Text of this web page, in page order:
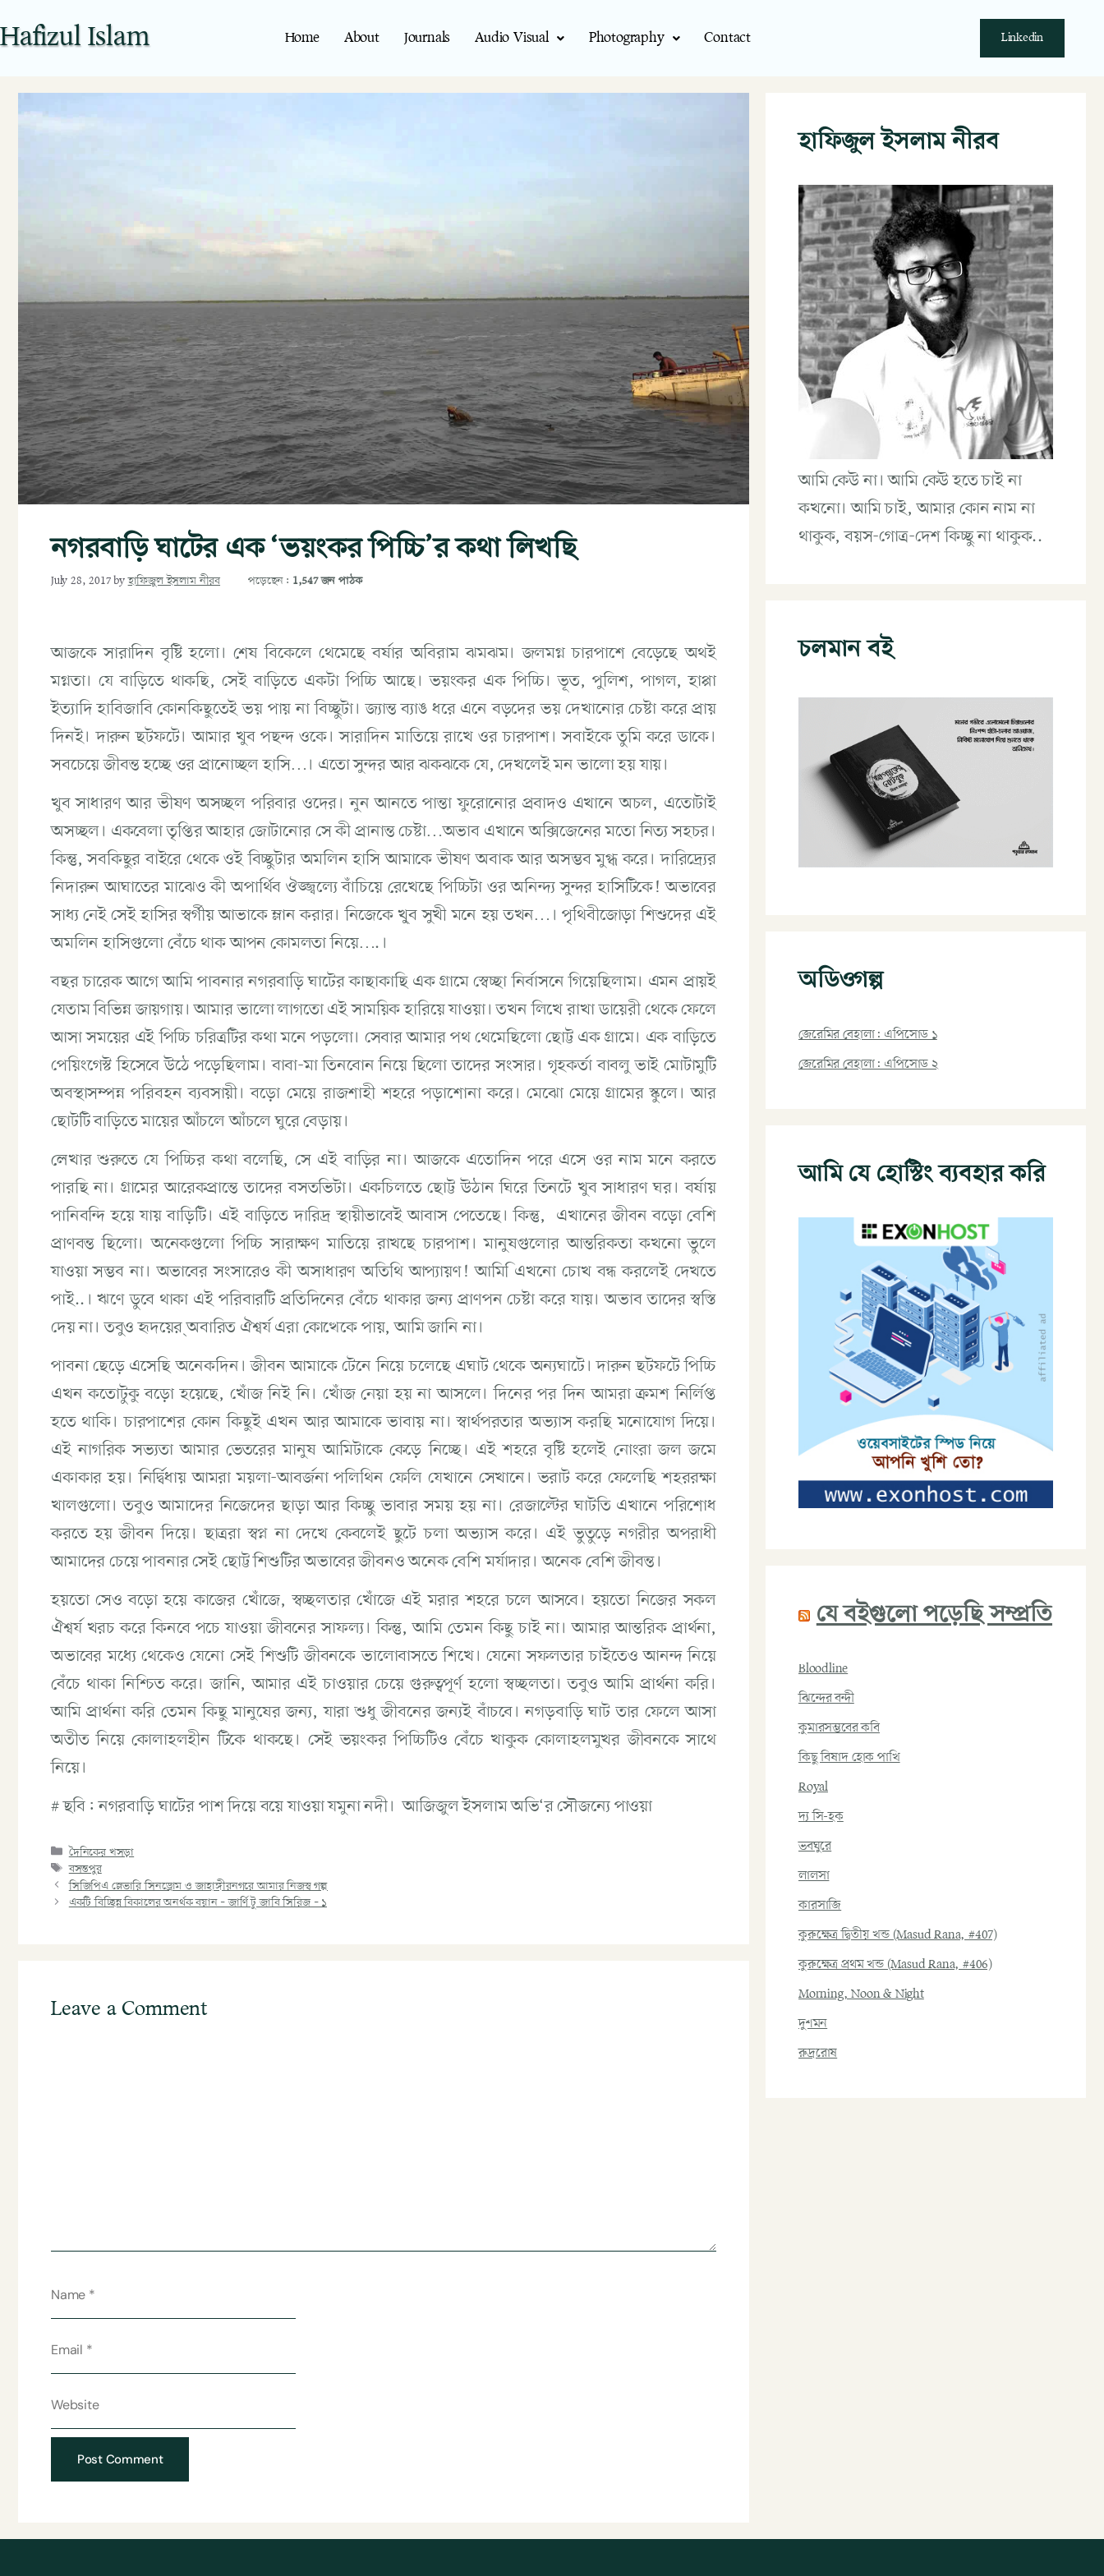
Hafizul Islam Home About Journals Audio Visual Photography Contact Linkedin
নগরবাড়ি ঘাটের এক ‘ভয়ংকর পিচ্চি’র কথা লিখছি
July 28, 2017 byহাফিজুল ইসলাম নীরব পড়েছেন: 1,547 জন পাঠক
আজকে সারাদিন বৃষ্টি হলো। শেষ বিকেলে থেমেছে বর্ষার অবিরাম ঝমঝম। জলমগ্ন চারপাশে বেড়েছে অথই
মগ্নতা। যে বাড়িতে থাকছি, সেই বাড়িতে একটা পিচ্চি আছে। ভয়ংকর এক পিচ্চি। ভূত, পুলিশ, পাগল, হাপ্পা
ইত্যাদি হাবিজাবি কোনকিছুতেই ভয় পায় না বিচ্ছুটা। জ্যান্ত ব্যাঙ ধরে এনে বড়দের ভয় দেখানোর চেষ্টা করে প্রায়
দিনই। দারুন ছটফটে। আমার খুব পছন্দ ওকে। সারাদিন মাতিয়ে রাখে ওর চারপাশ। সবাইকে তুমি করে ডাকে।
সবচেয়ে জীবন্ত হচ্ছে ওর প্রানোচ্ছল হাসি…। এতো সুন্দর আর ঝকঝকে যে, দেখলেই মন ভালো হয় যায়।
খুব সাধারণ আর ভীষণ অসচ্ছল পরিবার ওদের। নুন আনতে পান্তা ফুরোনোর প্রবাদও এখানে অচল, এতোটাই
অসচ্ছল। একবেলা তৃপ্তির আহার জোটানোর সে কী প্রানান্ত চেষ্টা…অভাব এখানে অক্সিজেনের মতো নিত্য সহচর।
কিন্তু, সবকিছুর বাইরে থেকে ওই বিচ্ছুটার অমলিন হাসি আমাকে ভীষণ অবাক আর অসম্ভব মুগ্ধ করে। দারিদ্র্যের
নিদারুন আঘাতের মাঝেও কী অপার্থিব ঔজ্জ্বল্যে বাঁচিয়ে রেখেছে পিচ্চিটা ওর অনিন্দ্য সুন্দর হাসিটিকে! অভাবের
সাধ্য নেই সেই হাসির স্বর্গীয় আভাকে ম্লান করার। নিজেকে খু্‌ব সুখী মনে হয় তখন…। পৃথিবীজোড়া শিশুদের এই
অমলিন হাসিগুলো বেঁচে থাক আপন কোমলতা নিয়ে….।
বছর চারেক আগে আমি পাবনার নগরবাড়ি ঘাটের কাছাকাছি এক গ্রামে স্বেচ্ছা নির্বাসনে গিয়েছিলাম। এমন প্রায়ই
যেতাম বিভিন্ন জায়গায়। আমার ভালো লাগতো এই সাময়িক হারিয়ে যাওয়া। তখন লিখে রাখা ডায়েরী থেকে ফেলে
আসা সময়ের এই পিচ্চি চরিত্রটির কথা মনে পড়লো। সেবার আমার পথ থেমেছিলো ছোট্ট এক গ্রামে। এক বাড়িতে
পেয়িংগেস্ট হিসেবে উঠে পড়েছিলাম। বাবা-মা তিনবোন নিয়ে ছিলো তাদের সংসার। গৃহকর্তা বাবলু ভাই মোটামুটি
অবস্থাসম্পন্ন পরিবহন ব্যবসায়ী। বড়ো মেয়ে রাজশাহী শহরে পড়াশোনা করে। মেঝো মেয়ে গ্রামের স্কুলে। আর
ছোটটি বাড়িতে মায়ের আঁচলে আঁচলে ঘুরে বেড়ায়।
লেখার শুরুতে যে পিচ্চির কথা বলেছি, সে এই বাড়ির না। আজকে এতোদিন পরে এসে ওর নাম মনে করতে
পারছি না। গ্রামের আরেকপ্রান্তে তাদের বসতভিটা। একচিলতে ছোট্ট উঠান ঘিরে তিনটে খুব সাধারণ ঘর। বর্ষায়
পানিবন্দি হয়ে যায় বাড়িটি। এই বাড়িতে দারিদ্র স্থায়ীভাবেই আবাস পেতেছে। কিন্তু, এখানের জীবন বড়ো বেশি
প্রাণবন্ত ছিলো। অনেকগুলো পিচ্চি সারাক্ষণ মাতিয়ে রাখছে চারপাশ। মানুষগুলোর আন্তরিকতা কখনো ভুলে
যাওয়া সম্ভব না। অভাবের সংসারেও কী অসাধারণ অতিথি আপ্যায়ণ! আমি িএখনো চোখ বন্ধ করলেই দেখতে
পাই..। ঋণে ডুবে থাকা এই পরিবারটি প্রতিদিনের বেঁচে থাকার জন্য প্রাণপন চেষ্টা করে যায়। অভাব তাদের স্বস্তি
দেয় না। তবুও হৃদয়ের ্অবারিত ঐশ্বর্য এরা কোত্থেকে পায়, আমি জানি না।
পাবনা ছেড়ে এসেছি অনেকদিন। জীবন আমাকে টেনে নিয়ে চলেছে এঘাট থেকে অন্যঘাটে। দারুন ছটফটে পিচ্চি
এখন কতোটুকু বড়ো হয়েছে, খোঁজ নিই নি। খোঁজ নেয়া হয় না আসলে। দিনের পর দিন আমরা ক্রমশ নির্লিপ্ত
হতে থাকি। চারপাশের কোন কিছুই এখন আর আমাকে ভাবায় না। স্বার্থপরতার অভ্যাস করছি মনোযোগ দিয়ে।
এই নাগরিক সভ্যতা আমার ভেতরের মানুষ আমিটাকে কেড়ে নিচ্ছে। এই শহরে বৃষ্টি হলেই নোংরা জল জমে
একাকার হয়। নির্দ্বিধায় আমরা ময়লা-আবর্জনা পলিথিন ফেলি যেখানে সেখানে। ভরাট করে ফেলেছি শহররক্ষা
খালগুলো। তবুও আমাদের নিজেদের ছাড়া আর কিচ্ছু ভাবার সময় হয় না। রেজাল্টের ঘাটতি এখানে পরিশোধ
করতে হয় জীবন দিয়ে। ছাত্ররা স্বপ্ন না দেখে কেবলেই ছুটে চলা অভ্যাস করে। এই ভুতুড়ে নগরীর অপরাধী
আমাদের চেয়ে পাবনার সেই ছোট্ট শিশুটির অভাবের জীবনও অনেক বেশি মর্যাদার। অনেক বেশি জীবন্ত।
হয়তো সেও বড়ো হয়ে কাজের খোঁজে, স্বচ্ছলতার খোঁজে এই মরার শহরে চলে আসবে। হয়তো নিজের সকল
ঐশ্বর্য খরচ করে কিনবে পচে যাওয়া জীবনের সাফল্য। কিন্তু, আমি তেমন কিছু চাই না। আমার আন্তরিক প্রার্থনা,
অভাবের মধ্যে থেকেও যেনো সেই শিশুটি জীবনকে ভালোবাসতে শিখে। যেনো সফলতার চাইতেও আনন্দ নিয়ে
বেঁচে থাকা নিশ্চিত করে। জানি, আমার এই চাওয়ার চেয়ে গুরুত্বপূর্ণ হলো স্বচ্ছলতা। তবুও আমি প্রার্থনা করি।
আমি প্রার্থনা করি তেমন কিছু মানুষের জন্য, যারা শুধু জীবনের জন্যই বাঁচবে। নগড়বাড়ি ঘাট তার ফেলে আসা
অতীত নিয়ে কোলাহলহীন টিকে থাকছে। সেই ভয়ংকর পিচ্চিটিও বেঁচে খাকুক কোলাহলমুখর জীবনকে সাথে
নিয়ে।
# ছবি: নগরবাড়ি ঘাটের পাশ দিয়ে বয়ে যাওয়া যমুনা নদী। আজিজুল ইসলাম অভি‘র সৌজন্যে পাওয়া
দৈনিকের খসড়া
বসন্তপুর
সিজিপিএ স্লেভারি সিনড্রোম ও জাহাঙ্গীরনগরে আমার নিজস্ব গল্প
একটি বিচ্ছিন্ন বিকালের অনর্থক বয়ান – জার্ণি টু জাবি সিরিজ – ১
Leave a Comment
হাফিজুল ইসলাম নীরব
আমি কেউ না। আমি কেউ হতে চাই না
কখনো। আমি চাই, আমার কোন নাম না
থাকুক, বয়স-গোত্র-দেশ কিচ্ছু না থাকুক..
চলমান বই
অডিওগল্প
জেরেমির বেহালা: এপিসোড ১
জেরেমির বেহালা: এপিসোড ২
আমি যে হোস্টিং ব্যবহার করি
যে বইগুলো পড়েছি সম্প্রতি
Bloodline
ঝিন্দের বন্দী
কুমারসম্ভবের কবি
কিছু বিষাদ হোক পাখি
Royal
দ্য সি-হক
ভবঘুরে
লালসা
কারসাজি
কুরুক্ষেত্র দ্বিতীয় খন্ড (Masud Rana, #407)
কুরুক্ষেত্র প্রথম খন্ড (Masud Rana, #406)
Morning, Noon & Night
দুশমন
রুদ্ররোষ